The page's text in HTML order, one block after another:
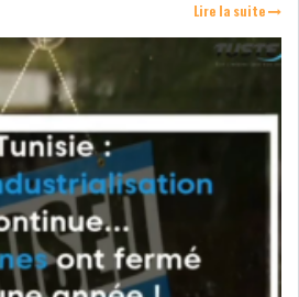
Lire la suite